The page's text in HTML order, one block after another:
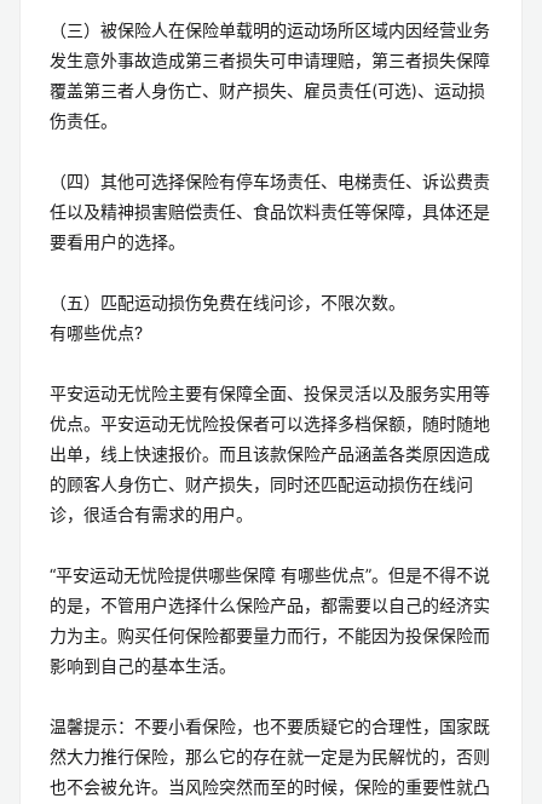
（三）被保险人在保险单载明的运动场所区域内因经营业务
发生意外事故造成第三者损失可申请理赔，第三者损失保障
覆盖第三者人身伤亡、财产损失、雇员责任(可选)、运动损
伤责任。
（四）其他可选择保险有停车场责任、电梯责任、诉讼费责
任以及精神损害赔偿责任、食品饮料责任等保障，具体还是
要看用户的选择。
（五）匹配运动损伤免费在线问诊，不限次数。
有哪些优点?
平安运动无忧险主要有保障全面、投保灵活以及服务实用等
优点。平安运动无忧险投保者可以选择多档保额，随时随地
出单，线上快速报价。而且该款保险产品涵盖各类原因造成
的顾客人身伤亡、财产损失，同时还匹配运动损伤在线问
诊，很适合有需求的用户。
“平安运动无忧险提供哪些保障 有哪些优点”。但是不得不说
的是，不管用户选择什么保险产品，都需要以自己的经济实
力为主。购买任何保险都要量力而行，不能因为投保保险而
影响到自己的基本生活。
温馨提示：不要小看保险，也不要质疑它的合理性，国家既
然大力推行保险，那么它的存在就一定是为民解忧的，否则
也不会被允许。当风险突然而至的时候，保险的重要性就凸